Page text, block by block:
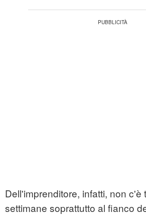
Dell'imprenditore, infatti, non c'è
settimane soprattutto al fianco